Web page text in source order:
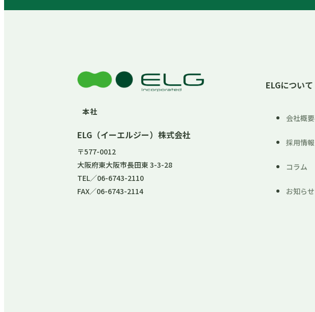
本社
ELG（イーエルジー）株式会社
〒577-0012
大阪府東大阪市長田東 3-3-28
TEL／06-6743-2110
FAX／06-6743-2114
ELGについて
会社概要
採用情報
コラム
お知らせ